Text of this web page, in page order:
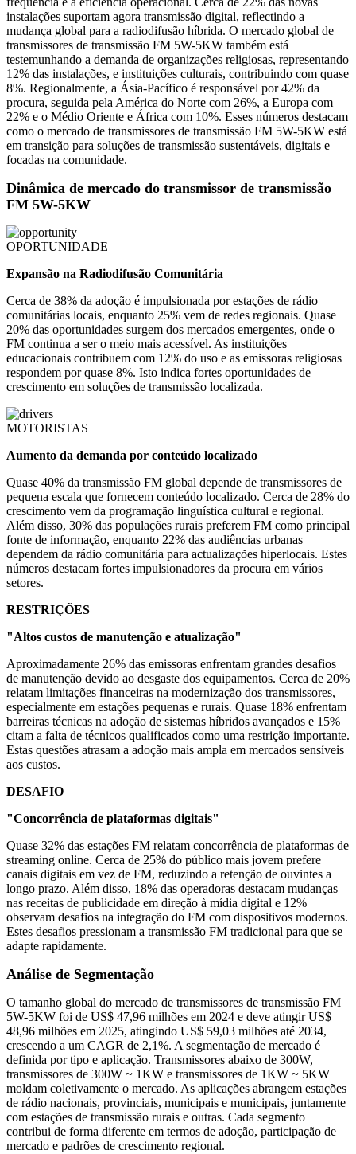
instalações suportam agora transmissão digital, reflectindo a
mudança global para a radiodifusão híbrida. O mercado global de
transmissores de transmissão FM 5W-5KW também está
testemunhando a demanda de organizações religiosas, representando
12% das instalações, e instituições culturais, contribuindo com quase
8%. Regionalmente, a Ásia-Pacífico é responsável por 42% da
procura, seguida pela América do Norte com 26%, a Europa com
22% e o Médio Oriente e África com 10%. Esses números destacam
como o mercado de transmissores de transmissão FM 5W-5KW está
em transição para soluções de transmissão sustentáveis, digitais e
focadas na comunidade.
Dinâmica de mercado do transmissor de transmissão
FM 5W-5KW
OPORTUNIDADE
Expansão na Radiodifusão Comunitária
Cerca de 38% da adoção é impulsionada por estações de rádio
comunitárias locais, enquanto 25% vem de redes regionais. Quase
20% das oportunidades surgem dos mercados emergentes, onde o
FM continua a ser o meio mais acessível. As instituições
educacionais contribuem com 12% do uso e as emissoras religiosas
respondem por quase 8%. Isto indica fortes oportunidades de
crescimento em soluções de transmissão localizada.
MOTORISTAS
Aumento da demanda por conteúdo localizado
Quase 40% da transmissão FM global depende de transmissores de
pequena escala que fornecem conteúdo localizado. Cerca de 28% do
crescimento vem da programação linguística cultural e regional.
Além disso, 30% das populações rurais preferem FM como principal
fonte de informação, enquanto 22% das audiências urbanas
dependem da rádio comunitária para actualizações hiperlocais. Estes
números destacam fortes impulsionadores da procura em vários
setores.
RESTRIÇÕES
"Altos custos de manutenção e atualização"
Aproximadamente 26% das emissoras enfrentam grandes desafios
de manutenção devido ao desgaste dos equipamentos. Cerca de 20%
relatam limitações financeiras na modernização dos transmissores,
especialmente em estações pequenas e rurais. Quase 18% enfrentam
barreiras técnicas na adoção de sistemas híbridos avançados e 15%
citam a falta de técnicos qualificados como uma restrição importante.
Estas questões atrasam a adoção mais ampla em mercados sensíveis
aos custos.
DESAFIO
"Concorrência de plataformas digitais"
Quase 32% das estações FM relatam concorrência de plataformas de
streaming online. Cerca de 25% do público mais jovem prefere
canais digitais em vez de FM, reduzindo a retenção de ouvintes a
longo prazo. Além disso, 18% das operadoras destacam mudanças
nas receitas de publicidade em direção à mídia digital e 12%
observam desafios na integração do FM com dispositivos modernos.
Estes desafios pressionam a transmissão FM tradicional para que se
adapte rapidamente.
Análise de Segmentação
O tamanho global do mercado de transmissores de transmissão FM
5W-5KW foi de US$ 47,96 milhões em 2024 e deve atingir US$
48,96 milhões em 2025, atingindo US$ 59,03 milhões até 2034,
crescendo a um CAGR de 2,1%. A segmentação de mercado é
definida por tipo e aplicação. Transmissores abaixo de 300W,
transmissores de 300W ~ 1KW e transmissores de 1KW ~ 5KW
moldam coletivamente o mercado. As aplicações abrangem estações
de rádio nacionais, provinciais, municipais e municipais, juntamente
com estações de transmissão rurais e outras. Cada segmento
contribui de forma diferente em termos de adoção, participação de
mercado e padrões de crescimento regional.